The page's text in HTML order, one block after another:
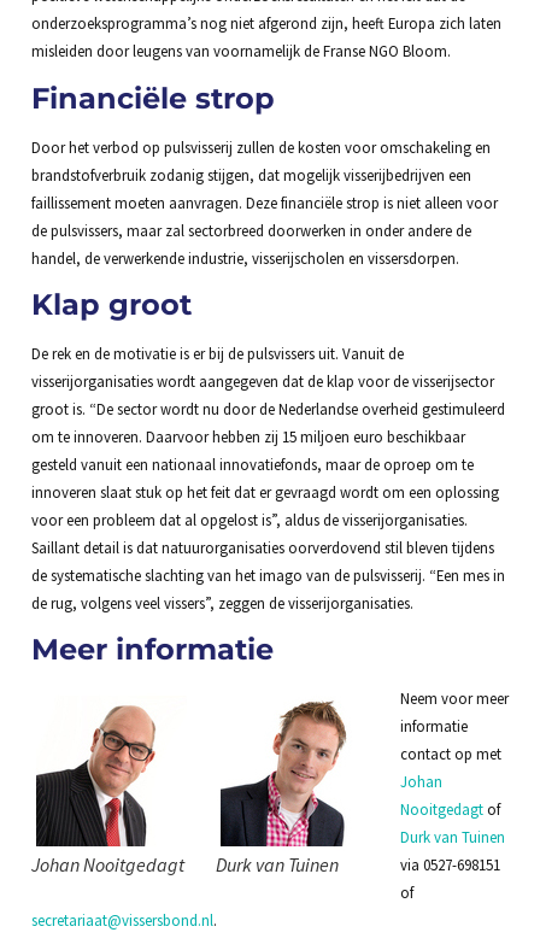
onderzoeksprogramma’s nog niet afgerond zijn, heeft Europa zich laten
misleiden door leugens van voornamelijk de Franse NGO Bloom.
Financiële strop
Door het verbod op pulsvisserij zullen de kosten voor omschakeling en
brandstofverbruik zodanig stijgen, dat mogelijk visserijbedrijven een
faillissement moeten aanvragen. Deze financiële strop is niet alleen voor
de pulsvissers, maar zal sectorbreed doorwerken in onder andere de
handel, de verwerkende industrie, visserijscholen en vissersdorpen.
Klap groot
De rek en de motivatie is er bij de pulsvissers uit. Vanuit de
visserijorganisaties wordt aangegeven dat de klap voor de visserijsector
groot is. “De sector wordt nu door de Nederlandse overheid gestimuleerd
om te innoveren. Daarvoor hebben zij 15 miljoen euro beschikbaar
gesteld vanuit een nationaal innovatiefonds, maar de oproep om te
innoveren slaat stuk op het feit dat er gevraagd wordt om een oplossing
voor een probleem dat al opgelost is”, aldus de visserijorganisaties.
Saillant detail is dat natuurorganisaties oorverdovend stil bleven tijdens
de systematische slachting van het imago van de pulsvisserij. “Een mes in
de rug, volgens veel vissers”, zeggen de visserijorganisaties.
Meer informatie
Johan Nooitgedagt Durk van Tuinen
Neem voor meer
informatie
contact op met
Johan
Nooitgedagtof
Durk van Tuinen
via 0527-698151
of
secretariaat@vissersbond.nl.